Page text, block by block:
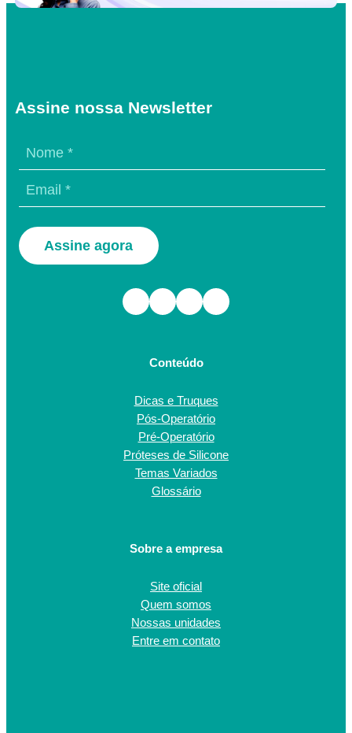
Assine nossa Newsletter
Assine agora
Conteúdo
Dicas e Truques
Pós-Operatório
Pré-Operatório
Próteses de Silicone
Temas Variados
Glossário
Sobre a empresa
Site oficial
Quem somos
Nossas unidades
Entre em contato